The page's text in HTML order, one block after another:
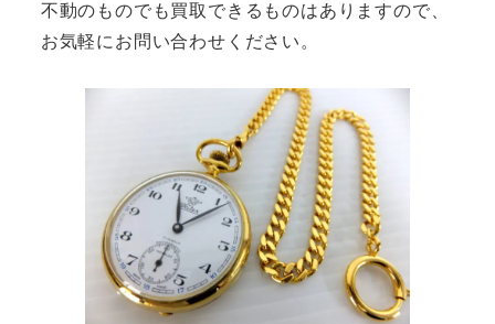
不動のものでも買取できるものはありますので、
お気軽にお問い合わせください。